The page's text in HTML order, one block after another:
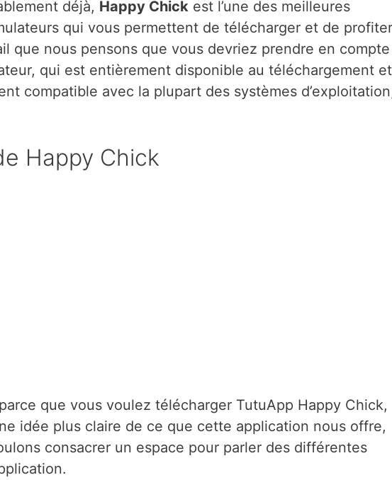
déjà, Happy Chickest l’une des meilleures
qui vous permettent de télécharger et de
que nous pensons que vous devriez prendre en
qui est entièrement disponible au téléchargement et
compatible avec la plupart des systèmes
Happy Chick
que vous voulez télécharger TutuApp Happy Chick,
idée plus claire de ce que cette application nous offre,
consacrer un espace pour parler des différentes